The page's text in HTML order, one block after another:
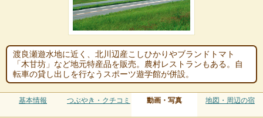
渡良瀬遊水地に近く、北川辺産こしひかりやブランドトマト
「木甘坊」など地元特産品を販売。農村レストランもある。自
転車の貸し出しを行なうスポーツ遊学館が併設。
基本情報 つぶやき・クチコミ 動画・写真 地図・周辺の宿